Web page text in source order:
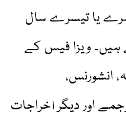
یا تیسرے سال
ہیں۔ ویزا فیس کے
انشورنس،
اور دیگر اخراجات